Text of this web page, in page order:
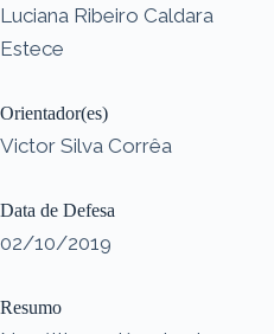
Luciana Ribeiro Caldara
Estece
Orientador(es)
Victor Silva Corrêa
Data de Defesa
02/10/2019
Resumo